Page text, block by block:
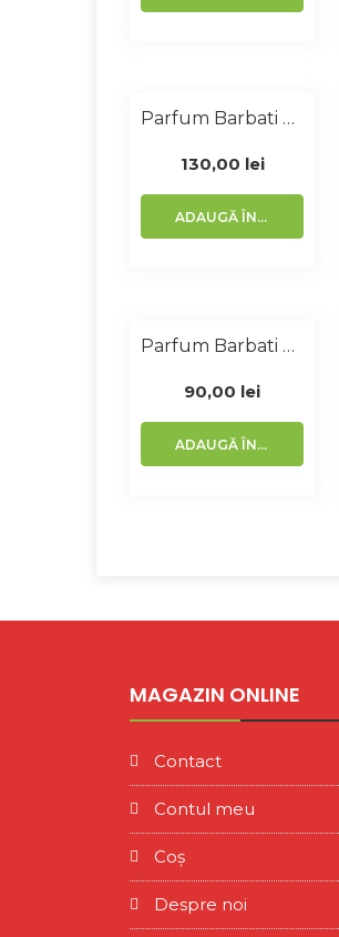
Parfum Barbati Similar Kenzo 100 Ml
130,00 lei
ADAUGĂ ÎN COȘ
Parfum Barbati Similar Emporio 50 Ml
90,00 lei
ADAUGĂ ÎN COȘ
MAGAZIN ONLINE
Contact
Contul meu
Coș
Despre noi